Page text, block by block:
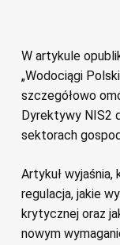
W artykule
„Wodociągi
szczegółowo
Dyrektywy NIS2
sektorach
Artykuł
regulacja, jakie
krytycznej oraz
nowym